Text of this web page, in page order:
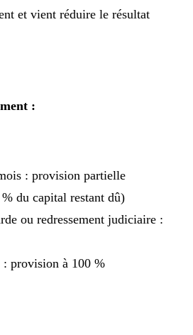
et vient réduire le résultat
:
: provision partielle
du capital restant dû)
ou redressement judiciaire :
provision à 100 %